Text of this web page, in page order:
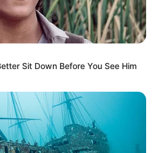
realizan las coordinaciones con
y se activa el'Plan Candado',
de Tránsito y transporte
de Turbaco y los
Turbana y Arjona.
el hombre señalado de
en San Cristóbal -
Sit Down Before You See Him